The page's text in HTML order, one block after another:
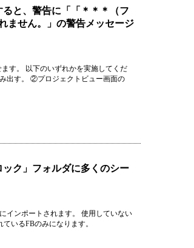
と、警告に「「＊＊＊（フ
ません。」の警告メッセージ
す。 以下のいずれかを実施してくだ
出す。 ②プロジェクトビュー画面の
ク」フォルダに多くのシー
インポートされます。 使用していない
いるFBのみになります。